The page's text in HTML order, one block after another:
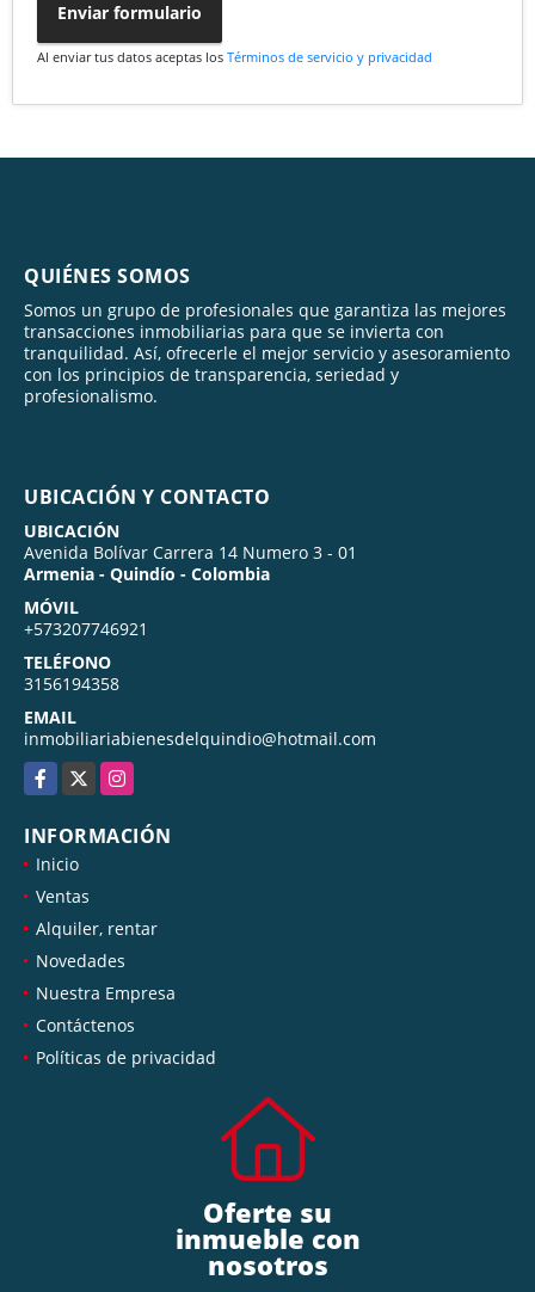
Enviar formulario
Al enviar tus datos aceptas los Términos de servicio y privacidad
QUIÉNES SOMOS
Somos un grupo de profesionales que garantiza las mejores
transacciones inmobiliarias para que se invierta con
tranquilidad. Así, ofrecerle el mejor servicio y asesoramiento
con los principios de transparencia, seriedad y
profesionalismo.
UBICACIÓN Y CONTACTO
UBICACIÓN
Avenida Bolívar Carrera 14 Numero 3 - 01
Armenia - Quindío - Colombia
MÓVIL
+573207746921
TELÉFONO
3156194358
EMAIL
inmobiliariabienesdelquindio@hotmail.com
Facebook
X Instagram
INFORMACIÓN
Inicio
Ventas
Alquiler, rentar
Novedades
Nuestra Empresa
Contáctenos
Políticas de privacidad
Oferte su
inmueble con
nosotros